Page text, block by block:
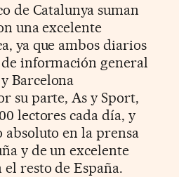
de Catalunya suman
una excelente
ya que ambos diarios
información general
Barcelona
su parte, As y Sport,
lectores cada día, y
en la prensa
y de un excelente
resto de España.